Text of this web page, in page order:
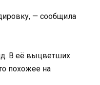
— сообщила
В её выцветших
похожее на